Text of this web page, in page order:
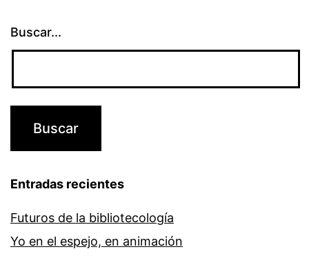
Buscar...
Entradas recientes
Futuros de la bibliotecología
Yo en el espejo, en animación